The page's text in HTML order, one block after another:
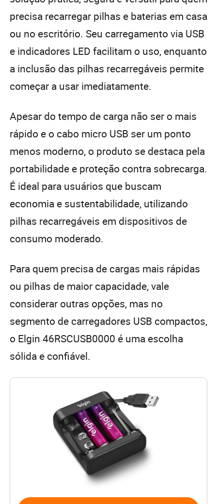
precisa recarregar pilhas e baterias em casa
ou no escritório. Seu carregamento via USB
e indicadores LED facilitam o uso, enquanto
a inclusão das pilhas recarregáveis permite
começar a usar imediatamente.
Apesar do tempo de carga não ser o mais
rápido e o cabo micro USB ser um ponto
menos moderno, o produto se destaca pela
portabilidade e proteção contra sobrecarga.
É ideal para usuários que buscam
economia e sustentabilidade, utilizando
pilhas recarregáveis em dispositivos de
consumo moderado.
Para quem precisa de cargas mais rápidas
ou pilhas de maior capacidade, vale
considerar outras opções, mas no
segmento de carregadores USB compactos,
o Elgin 46RSCUSB0000 é uma escolha
sólida e confiável.